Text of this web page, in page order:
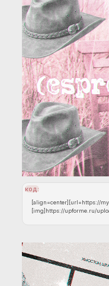
код:
[align=center][url=https://
[img]https://upforme.ru/